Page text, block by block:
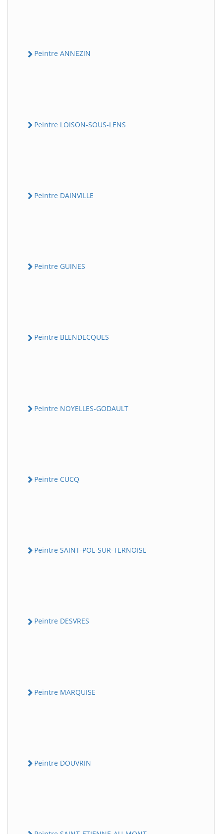
Peintre ANNEZIN
Peintre LOISON-SOUS-LENS
Peintre DAINVILLE
Peintre GUINES
Peintre BLENDECQUES
Peintre NOYELLES-GODAULT
Peintre CUCQ
Peintre SAINT-POL-SUR-TERNOISE
Peintre DESVRES
Peintre MARQUISE
Peintre DOUVRIN